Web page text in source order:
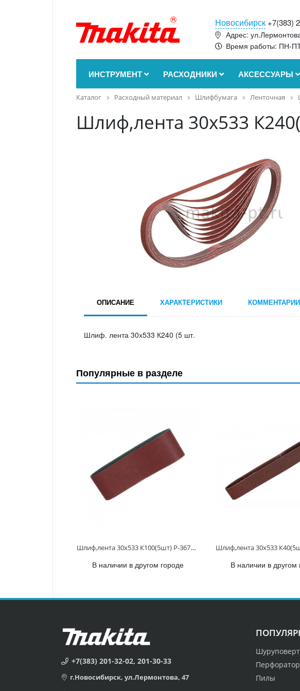
Новосибирск +7(383)
Адрес:
Время работы: ПН-
ИНСТРУМЕНТ РАСХОДНИКИ АКСЕССУАРЫ
Каталог Расходный материал Шлифбумага Ленточная
Шлиф,лента 30х533
ОПИСАНИЕ ХАРАКТЕРИСТИКИ КОММЕНТАРИИ
Шлиф. лента 30х533 К240 (5 шт.
Популярные в разделе
Шлиф,лента 30х533 К100(5шт) P-36706 P-36706
В наличии в другом городе В наличии в другом
+7(383) 201-32-02, 201-30-33
г.Новосибирск, ул.Лермонтова, 47
Пилы